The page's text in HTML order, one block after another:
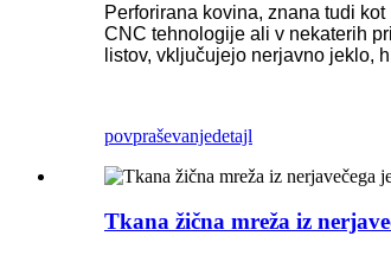
Perforirana kovina, znana tudi
CNC tehnologije ali v nekaterih
listov, vključujejo nerjavno jeklo,
povpraševanjedetajl
Tkana žična mreža iz